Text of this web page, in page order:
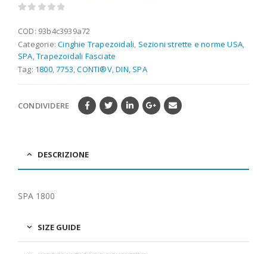
COD: 93b4c3939a72
Categorie:Cinghie Trapezoidali Sezioni strette e norme USA
SPA ,Trapezoidali Fasciate
Tag: 1800,7753 ,CONTI®V,DIN SPA
CONDIVIDERE
DESCRIZIONE
SPA 1800
SIZE GUIDE